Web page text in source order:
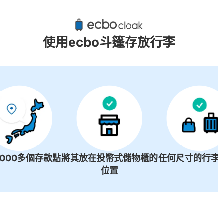
1個投幣式置物櫃
使用ecbo斗篷存放行李
多個存款點將其放在投幣式儲物櫃的
位置
任何尺寸的行